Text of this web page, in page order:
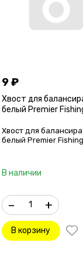
9₽
Хвост для
белый Premier
Хвост для
белый Premier Fishing
В наличии
– +
В корзину